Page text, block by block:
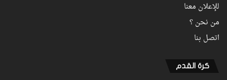
للإعلان معنا
من نحن ؟
اتصل بنا
كرة القدم